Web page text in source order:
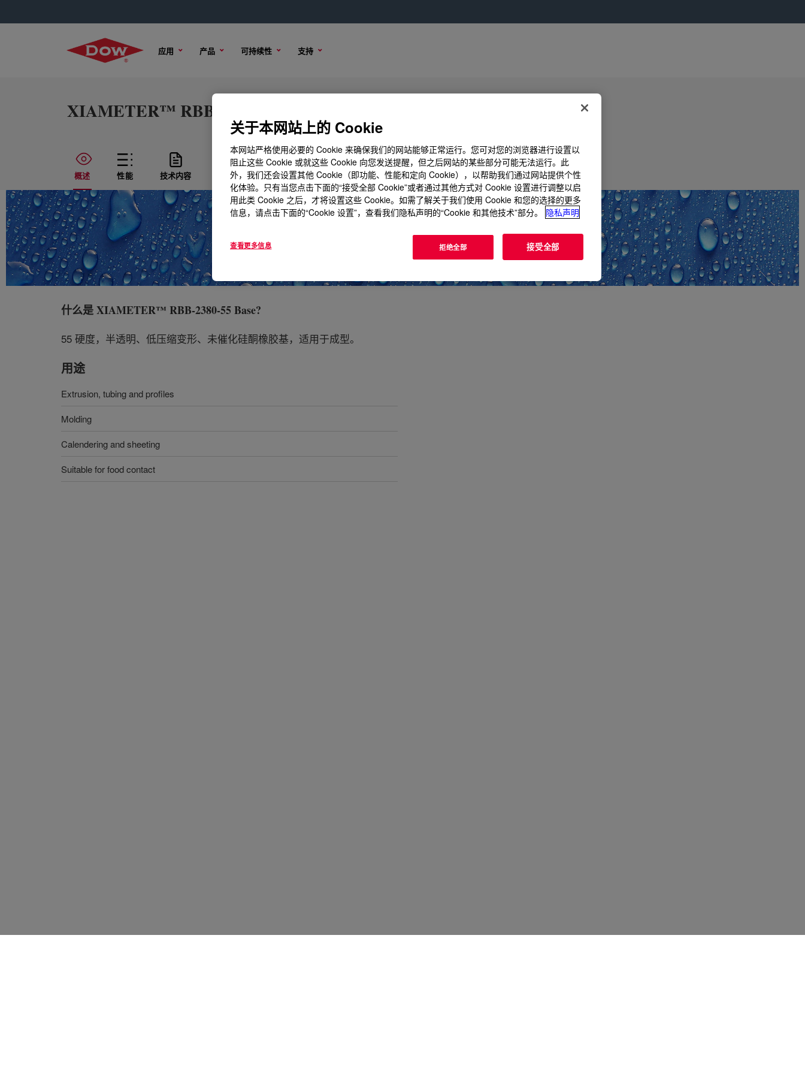
应用 产品 可持续性 支持
XIAMETER™ RBB-2380-55 Base
概述 性能 技术内容 样品选项 购买选项
什么是XIAMETER™ RBB-2380-55 Base?
55 硬度，半透明、低压缩变形、未催化硅酮橡胶基，适用于成型。
用途
Extrusion, tubing and profiles
Molding
Calendering and sheeting
Suitable for food contact
关于本网站上的 Cookie
本网站严格使用必要的 Cookie 来确保我们的网站能够正常运行。您可对您的浏览器进行设置以
阻止这些 Cookie 或就这些 Cookie 向您发送提醒，但之后网站的某些部分可能无法运行。此
外，我们还会设置其他 Cookie（即功能、性能和定向 Cookie），以帮助我们通过网站提供个性
化体验。只有当您点击下面的“接受全部 Cookie”或者通过其他方式对 Cookie 设置进行调整以启
用此类 Cookie 之后，才将设置这些 Cookie。如需了解关于我们使用 Cookie 和您的选择的更多
信息，请点击下面的“Cookie 设置”，查看我们隐私声明的“Cookie 和其他技术”部分。
隐私声明
查看更多信息 拒绝全部 接受全部